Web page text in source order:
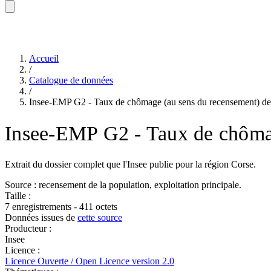
Accueil
/
Catalogue de données
/
Insee-EMP G2 - Taux de chômage (au sens du recensement)
Insee-EMP G2 - Taux de
Extrait du dossier complet que l'Insee publie pour la région Corse.
Source : recensement de la population, exploitation principale.
Taille :
7 enregistrements - 411 octets
Données issues de cette source
Producteur :
Insee
Licence :
Licence Ouverte / Open Licence version 2.0